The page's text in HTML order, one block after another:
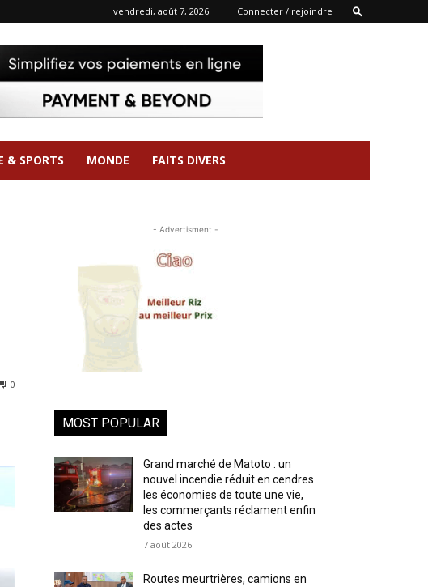
vendredi, août 7, 2026 Connecter / rejoindre
& SPORTS MONDE FAITS DIVERS
0
- Advertisment -
MOST POPULAR
Grand marché de Matoto : un
nouvel incendie réduit en cendres
les économies de toute une vie,
les commerçants réclament enfin
des actes
7 août 2026
Routes meurtrières, camions en